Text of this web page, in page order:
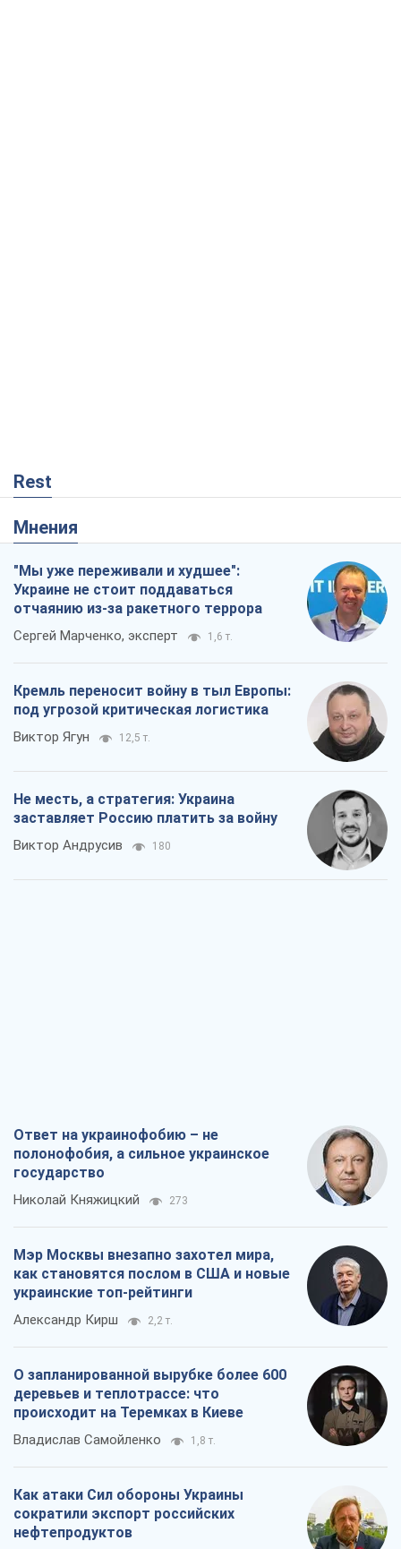
Rest
Мнения
"Мы уже переживали и худшее":
Украине не стоит поддаваться
отчаянию из-за ракетного террора
Сергей Марченко, эксперт 1,6 т.
Кремль переносит войну в тыл Европы:
под угрозой критическая логистика
Виктор Ягун 12,5 т.
Не месть, а стратегия: Украина
заставляет Россию платить за войну
Виктор Андрусив 180
Ответ на украинофобию – не
полонофобия, а сильное украинское
государство
Николай Княжицкий 273
Мэр Москвы внезапно захотел мира,
как становятся послом в США и новые
украинские топ-рейтинги
Александр Кирш 2,2 т.
О запланированной вырубке более 600
деревьев и теплотрассе: что
происходит на Теремках в Киеве
Владислав Самойленко 1,8 т.
Как атаки Сил обороны Украины
сократили экспорт российских
нефтепродуктов